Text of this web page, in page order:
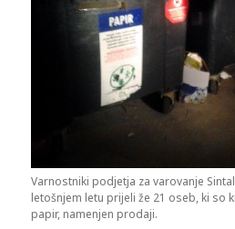
Varnostniki podjetja za varovanje
letošnjem letu prijeli že 21 oseb, ki so
papir, namenjen prodaji.